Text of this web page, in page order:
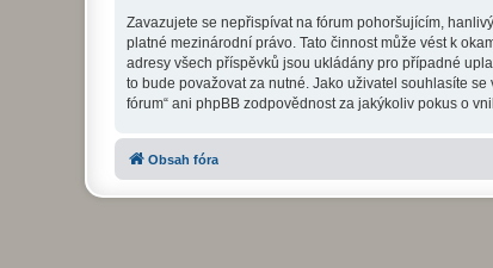
Zavazujete se nepřispívat na fórum pohoršujícím,
platné mezinárodní právo. Tato činnost může vést k
adresy všech příspěvků jsou ukládány pro případné
to bude považovat za nutné. Jako uživatel souhlasíte
fórum“ ani phpBB zodpovědnost za jakýkoliv pokus o
Obsah fóra